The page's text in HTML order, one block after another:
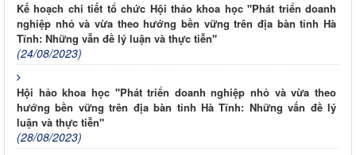
Kế hoạch chi tiết tổ chức Hội thảo khoa học "Phát triển doanh
nghiệp nhỏ và vừa theo hướng bền vững trên địa bàn tỉnh Hà
Tĩnh: Những vẫn đề lý luận và thực tiễn"
(24/08/2023)
Hội hảo khoa học "Phát triển doanh nghiệp nhỏ và vừa theo
hướng bền vững trên địa bàn tỉnh Hà Tĩnh: Những vấn đề lý
luận và thực tiễn"
(28/08/2023)